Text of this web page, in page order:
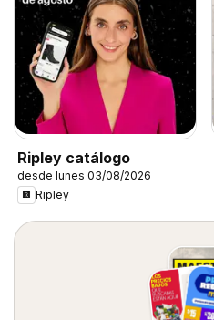
Ripley catálogo
desde lunes 03/08/2026
Ripley